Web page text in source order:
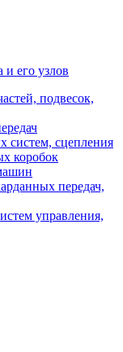
и его узлов
подвесок,
систем, сцепления
коробок
передач,
управления,